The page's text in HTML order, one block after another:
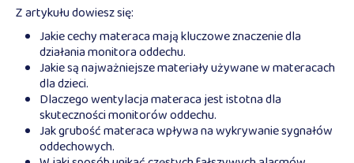
Z artykułu dowiesz się:
Jakie cechy materaca mają kluczowe znaczenie dla
działania monitora oddechu.
Jakie są najważniejsze materiały używane w materacach
dla dzieci.
Dlaczego wentylacja materaca jest istotna dla
skuteczności monitorów oddechu.
Jak grubość materaca wpływa na wykrywanie sygnałów
oddechowych.